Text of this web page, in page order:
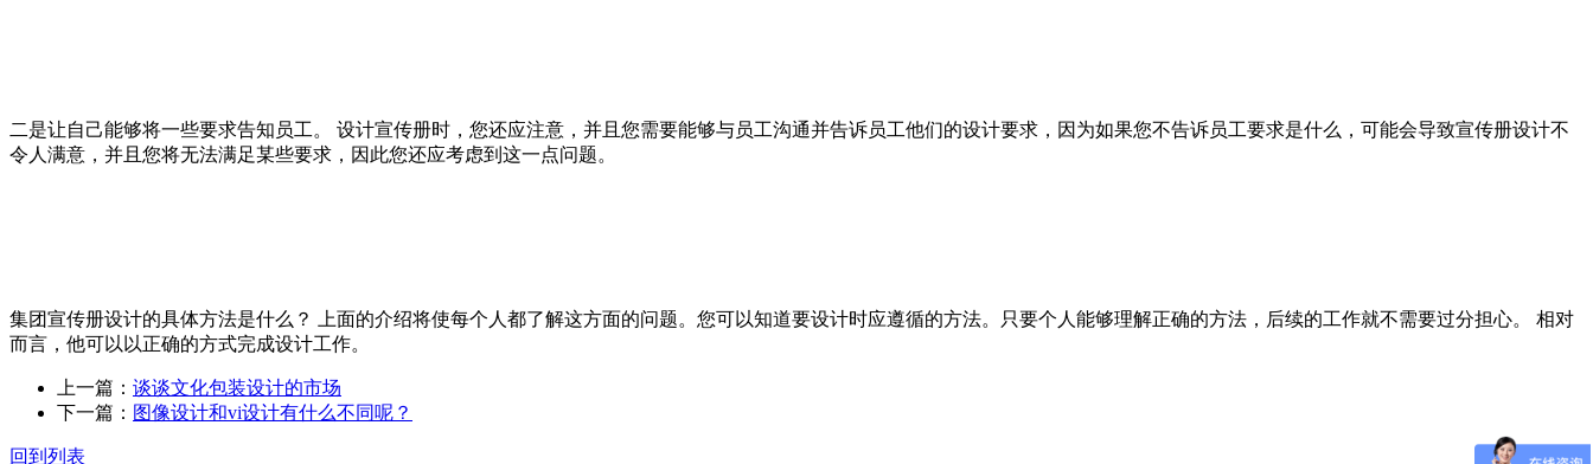
二是让自己能够将一些要求告知员工。 设计宣传册时，您还应注意，并且您需要能够与员工沟通并告诉员工他们的设计要求，因为如果您不告诉员工要求是什么，可能会导致宣传册设计不
令人满意，并且您将无法满足某些要求，因此您还应考虑到这一点问题。
集团宣传册设计的具体方法是什么？ 上面的介绍将使每个人都了解这方面的问题。您可以知道要设计时应遵循的方法。只要个人能够理解正确的方法，后续的工作就不需要过分担心。 相对
而言，他可以以正确的方式完成设计工作。
上一篇： 谈谈文化包装设计的市场
下一篇： 图像设计和vi设计有什么不同呢？
回到列表